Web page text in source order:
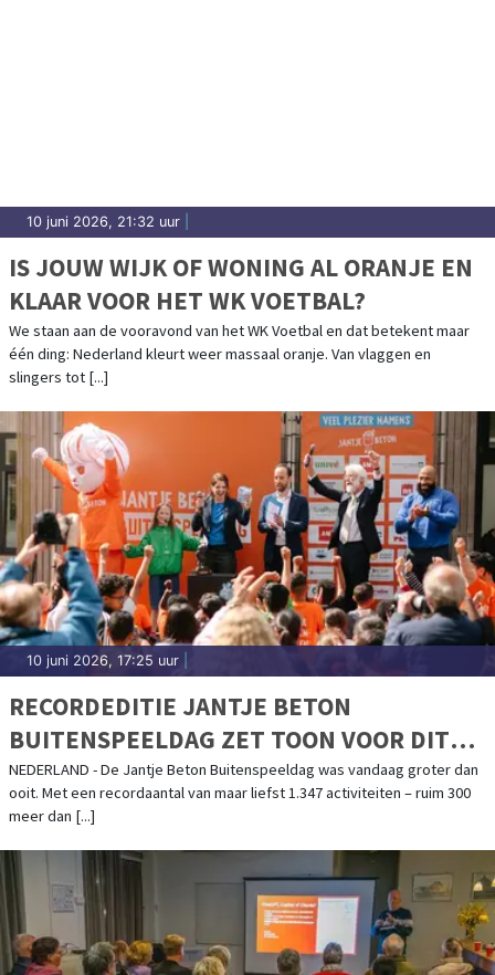
10 juni 2026, 21:32 uur
IS JOUW WIJK OF WONING AL ORANJE EN
KLAAR VOOR HET WK VOETBAL?
We staan aan de vooravond van het WK Voetbal en dat betekent maar
één ding: Nederland kleurt weer massaal oranje. Van vlaggen en
slingers tot [...]
10 juni 2026, 17:25 uur
RECORDEDITIE JANTJE BETON
BUITENSPEELDAG ZET TOON VOOR DIT
SPEELJAAR
NEDERLAND - De Jantje Beton Buitenspeeldag was vandaag groter dan
ooit. Met een recordaantal van maar liefst 1.347 activiteiten – ruim 300
meer dan [...]